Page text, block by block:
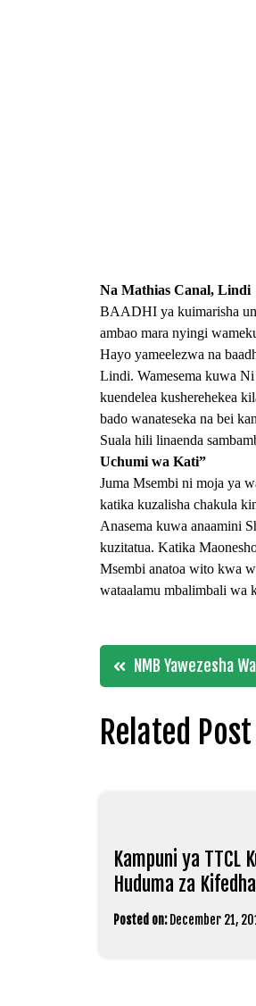
Na Mathias Canal, Lindi
BAADHI ya kuimarisha
ambao mara nyingi
Hayo yameelezwa na
Lindi. Wamesema kuwa
kuendelea kusherehekea
bado wanateseka na bei
Suala hili linaenda
Uchumi wa Kati”
Juma Msembi ni moja ya
katika kuzalisha chakula
Anasema kuwa anaamini
kuzitatua. Katika
Msembi anatoa wito kwa
wataalamu mbalimbali wa
Post
navigation
NMB Yawezesha
Related Post
Kampuni ya TTCL
Huduma za Kifedha
Posted on: December 21,